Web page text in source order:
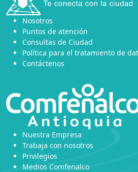
Nosotros
Puntos de atención
Consultas de Ciudad
Política para el tratamiento de
Contáctenos
Nuestra Empresa
Trabaja con nosotros
Privilegios
Medios Comfenalco